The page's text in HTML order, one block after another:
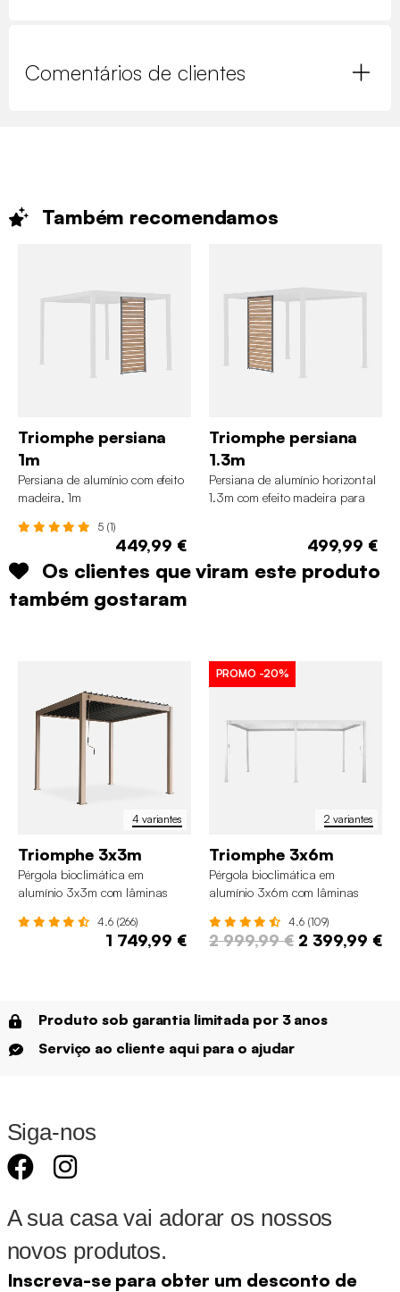
Comentários de clientes
Também recomendamos
Triomphe persiana
1m
Persiana de alumínio com efeito
madeira, 1m
5 (1)
449,99 €
Triomphe persiana
1.3m
Persiana de alumínio horizontal
1.3m com efeito madeira para
499,99 €
Os clientes que viram este produto
também gostaram
4 variantes
Triomphe 3x3m
Pérgola bioclimática em
alumínio 3x3m com lâminas
4.6 (266)
1 749,99 €
2 variantes
PROMO -20%
Triomphe 3x6m
Pérgola bioclimática em
alumínio 3x6m com lâminas
4.6 (109)
2 999,99 € 2 399,99 €
Produto sob garantia limitada por 3 anos
Serviço ao cliente aqui para o ajudar
Siga-nos
A sua casa vai adorar os nossos
novos produtos.
Inscreva-se para obter um desconto de